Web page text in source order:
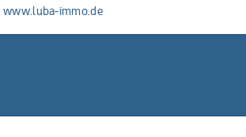
www.luba-immo.de